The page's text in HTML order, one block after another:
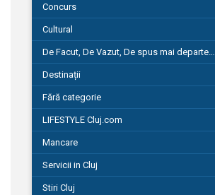
Concurs
Cultural
De Facut, De Vazut, De spus mai departe…
Destinații
Fără categorie
LIFESTYLE Cluj.com
Mancare
Servicii in Cluj
Stiri Cluj